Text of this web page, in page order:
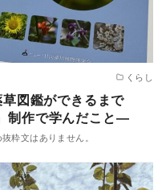
くらし
図鑑ができるまで
制作で学んだこと―
粋文はありません。